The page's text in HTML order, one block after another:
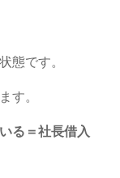
態です。
す。
る＝社長借入